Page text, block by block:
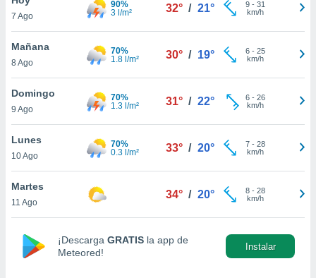
en
más
nuestra
de
7 Ago
90%
3 l/m²
32° / 21° 9- 31
km/h
Mañana
8 Ago
70%
1.8 l/m²
30° / 19° 6- 25
km/h
Domingo
9 Ago
70%
1.3 l/m²
31° / 22° 6- 26
km/h
Lunes
10 Ago
70%
0.3 l/m²
33° / 20° 7- 28
km/h
Martes
11 Ago
34° / 20° 8- 28
km/h
¡Descarga GRATIS la app de
Meteored!
Instalar